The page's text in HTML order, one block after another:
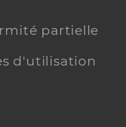
partielle
d'utilisation